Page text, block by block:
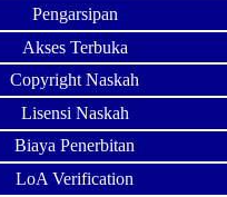
Pengarsipan
Akses Terbuka
Copyright Naskah
Lisensi Naskah
Biaya Penerbitan
LoA Verification